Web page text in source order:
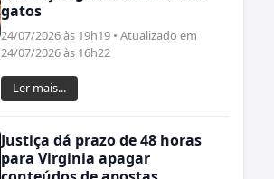
gatos
24/07/2026 às 19h19 • Atualizado em
24/07/2026 às 16h22
Ler mais...
Justiça dá prazo de 48 horas
para Virginia apagar